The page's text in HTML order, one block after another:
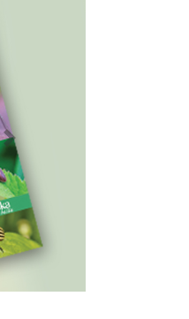
Next